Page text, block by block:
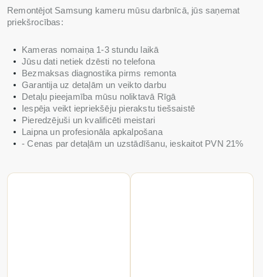
Remontējot Samsung kameru mūsu darbnīcā, jūs saņemat
priekšrocības:
Kameras nomaiņa 1-3 stundu laikā
Jūsu dati netiek dzēsti no telefona
Bezmaksas diagnostika pirms remonta
Garantija uz detaļām un veikto darbu
Detaļu pieejamība mūsu noliktavā Rīgā
Iespēja veikt iepriekšēju pierakstu tiešsaistē
Pieredzējuši un kvalificēti meistari
Laipna un profesionāla apkalpošana
- Cenas par detaļām un uzstādīšanu, ieskaitot PVN 21%